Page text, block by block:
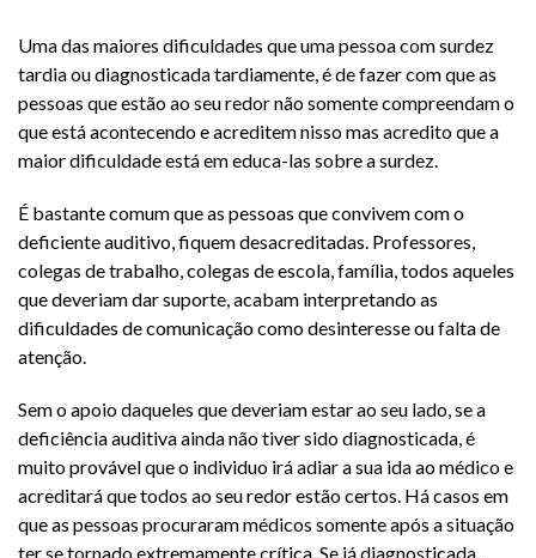
Uma das maiores dificuldades que uma pessoa com surdez
tardia ou diagnosticada tardiamente, é de fazer com que as
pessoas que estão ao seu redor não somente compreendam o
que está acontecendo e acreditem nisso mas acredito que a
maior dificuldade está em educa-las sobre a surdez.
É bastante comum que as pessoas que convivem com o
deficiente auditivo, fiquem desacreditadas. Professores,
colegas de trabalho, colegas de escola, família, todos aqueles
que deveriam dar suporte, acabam interpretando as
dificuldades de comunicação como desinteresse ou falta de
atenção.
Sem o apoio daqueles que deveriam estar ao seu lado, se a
deficiência auditiva ainda não tiver sido diagnosticada, é
muito provável que o individuo irá adiar a sua ida ao médico e
acreditará que todos ao seu redor estão certos. Há casos em
que as pessoas procuraram médicos somente após a situação
ter se tornado extremamente crítica. Se já diagnosticada,